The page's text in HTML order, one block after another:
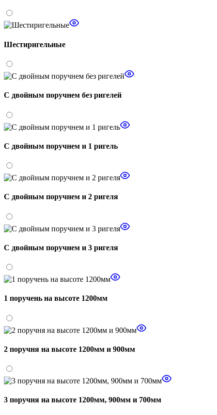
Шестиригельные
С двойным поручнем без ригелей
С двойным поручнем и 1 ригель
С двойным поручнем и 2 ригеля
С двойным поручнем и 3 ригеля
1 поручень на высоте 1200мм
2 поручня на высоте 1200мм и 900мм
3 поручня на высоте 1200мм, 900мм и 700мм